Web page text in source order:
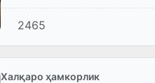
2465
Халқаро ҳамкорлик